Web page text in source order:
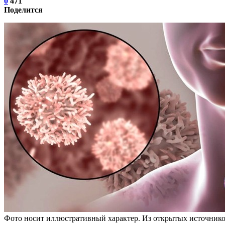
Поделится
Фото носит иллюстративный характер. Из открытых